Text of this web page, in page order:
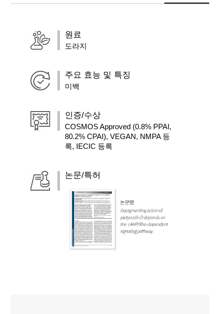
원료
도라지
주요 효능 및 특징
미백
인증/수상
COSMOS Approved (0.8% PPAI,
80.2% CPAI), VEGAN, NMPA 등
록, IECIC 등록
논문/특허